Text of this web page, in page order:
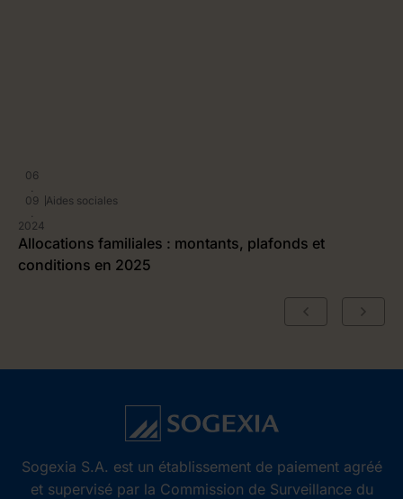
06
09
2024
Aides sociales
Allocations familiales : montants, plafonds et
conditions en 2025
Sogexia S.A. est un établissement de paiement agréé
et supervisé par la Commission de Surveillance du